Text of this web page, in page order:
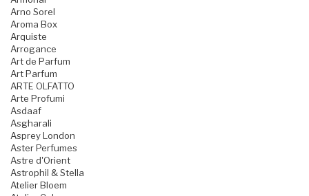
Arno Sorel
Aroma Box
Arquiste
Arrogance
Art de Parfum
Art Parfum
ARTE OLFATTO
Arte Profumi
Asdaaf
Asgharali
Asprey London
Aster Perfumes
Astre d'Orient
Astrophil & Stella
Atelier Bloem